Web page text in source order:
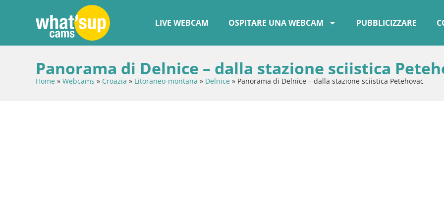
LIVE WEBCAM OSPITARE UNA WEBCAM PUBBLICIZZARE
Panorama di Delnice – dalla stazione sciistica
Home » Webcams » Croazia » Litoraneo-montana » Delnice » Panorama di Delnice – dalla stazione sciistica Petehovac